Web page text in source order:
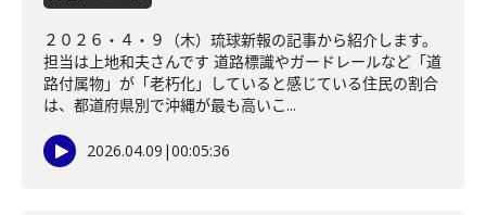
２０２６・４・９（木）琉球新報の記事から紹介します。
担当は上地和夫さんです 道路標識やガードレールなど「道
路付属物」が「老朽化」していると感じている住民の割合
は、都道府県別で沖縄が最も高いこ...
2026.04.09 |00:05:36